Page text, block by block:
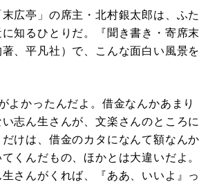
広亭」の席主・北村銀太郎は、ふた
知るひとりだ。『聞き書き・寄席末
、平凡社）で、こんな面白い風景を
よかったんだよ。借金なんかあまり
志ん生さんが、文楽さんのところに
けは、借金のカタになんて額なんか
くんだもの、ほかとは大違いだよ。
さんがくれば、『ああ、いいよ』っ